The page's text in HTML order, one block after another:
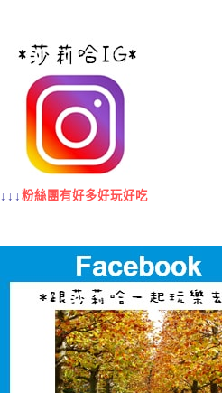
↓↓↓ 粉絲團有好多好玩好吃